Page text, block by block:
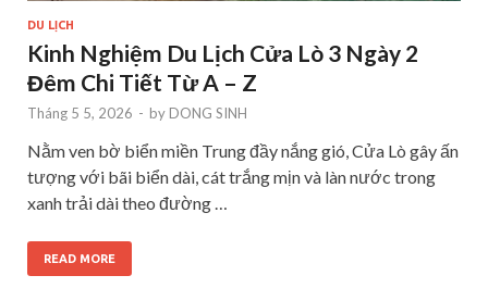
DU LỊCH
Kinh Nghiệm Du Lịch Cửa Lò 3 Ngày 2
Đêm Chi Tiết Từ A – Z
Tháng 5 5, 2026 - by DONG SINH
Nằm ven bờ biển miền Trung đầy nắng gió, Cửa Lò gây ấn
tượng với bãi biển dài, cát trắng mịn và làn nước trong
xanh trải dài theo đường …
READ MORE